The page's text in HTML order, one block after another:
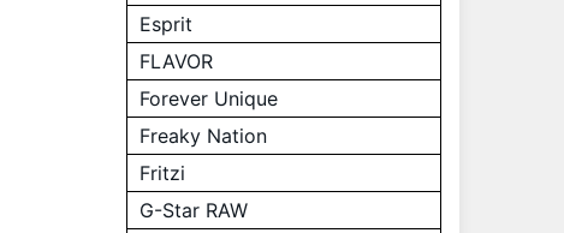
Esprit
FLAVOR
Forever Unique
Freaky Nation
Fritzi
G-Star RAW